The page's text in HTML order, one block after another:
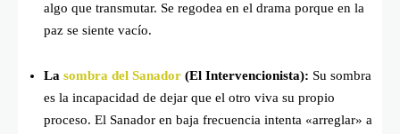
algo que transmutar. Se regodea en el drama porque en la
paz se siente vacío.
La sombra del Sanador (El Intervencionista): Su sombra
es la incapacidad de dejar que el otro viva su propio
proceso. El Sanador en baja frecuencia intenta «arreglar» a